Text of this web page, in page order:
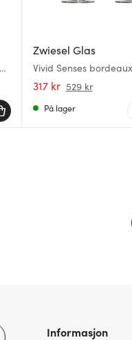
Zwiesel Glas
Vivid Senses bordeaux
rødvinsglass 66 cl 2 stk
317 kr 529 kr
På lager
Informasjon